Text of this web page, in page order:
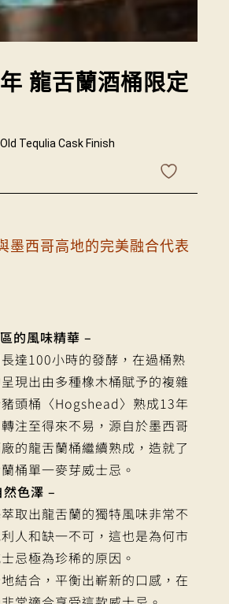
龍舌蘭酒桶限定
Tequlia Cask Finish
墨西哥高地的完美融合代表
的風味精華 –
達100小時的發酵，在過桶熟
現出由多種橡木桶賦予的複雜
頭桶〈Hogshead〉熟成13年
注至得來不易，源自於墨西哥
的龍舌蘭桶繼續熟成，造就了
桶單一麥芽威士忌。
色澤 –
取出龍舌蘭的獨特風味非常不
人和缺一不可，這也是為何市
忌極為珍稀的原因。
結合，平衡出嶄新的口感，在